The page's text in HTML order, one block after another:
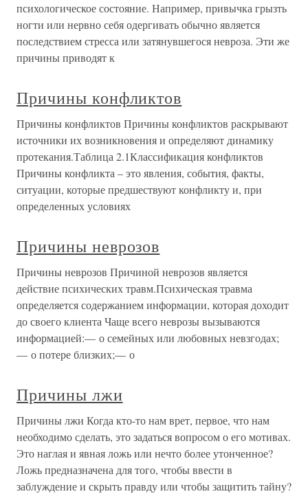
психологическое состояние. Например, привычка грызть
ногти или нервно себя одергивать обычно является
последствием стресса или затянувшегося невроза. Эти же
причины приводят к
Причины конфликтов
Причины конфликтов Причины конфликтов раскрывают
источники их возникновения и определяют динамику
протекания.Таблица 2.1Классификация конфликтов
Причины конфликта – это явления, события, факты,
ситуации, которые предшествуют конфликту и, при
определенных условиях
Причины неврозов
Причины неврозов Причиной неврозов является
действие психических травм.Психическая травма
определяется содержанием информации, которая доходит
до своего клиента Чаще всего неврозы вызываются
информацией:— о семейных или любовных невзгодах;
— о потере близких;— о
Причины лжи
Причины лжи Когда кто-то нам врет, первое, что нам
необходимо сделать, это задаться вопросом о его мотивах.
Это наглая и явная ложь или нечто более утонченное?
Ложь предназначена для того, чтобы ввести в
заблуждение и скрыть правду или чтобы защитить тайну?